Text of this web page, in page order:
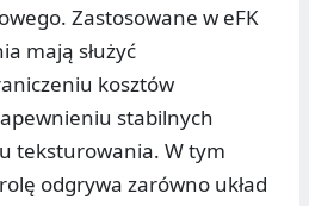
Zastosowane w eFK
mają służyć
kosztów
stabilnych
teksturowania. W tym
odgrywa zarówno układ